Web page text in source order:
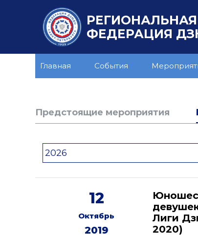
ФЕДЕРАЦИЯ
Главная События
Предстоящие мероприятия
12
Октябрь
2019
Лиги
2020)